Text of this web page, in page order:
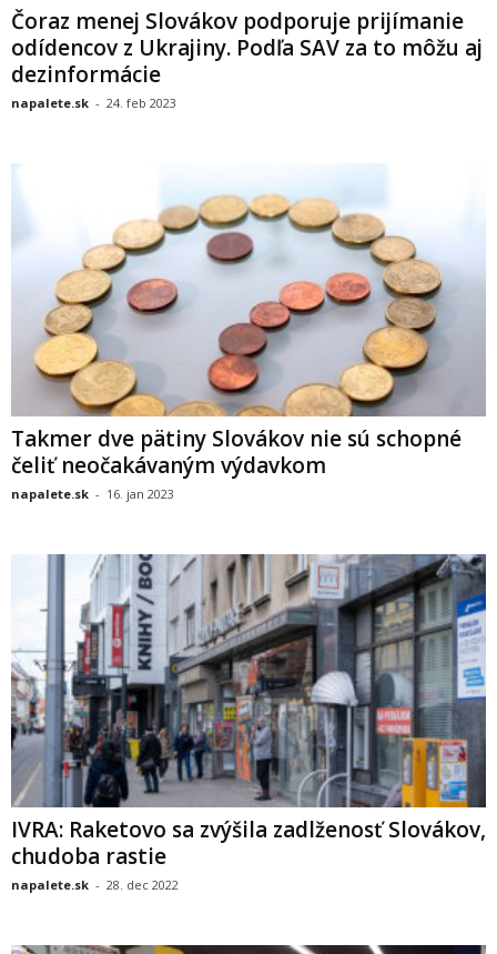
Čoraz menej Slovákov podporuje prijímanie
odídencov z Ukrajiny. Podľa SAV za to môžu aj
dezinformácie
napalete.sk - 24. feb 2023
Takmer dve pätiny Slovákov nie sú schopné
čeliť neočakávaným výdavkom
napalete.sk - 16. jan 2023
IVRA: Raketovo sa zvýšila zadlženosť Slovákov,
chudoba rastie
napalete.sk - 28. dec 2022